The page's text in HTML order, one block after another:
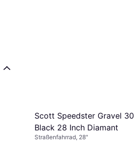
Scott Speedster Gravel 30
Black 28 Inch Diamant
Straßenfahrrad, 28"